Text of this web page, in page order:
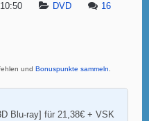
DVD 16
und Bonuspunkte sammeln
Blu-ray] für 21,38€ + VSK